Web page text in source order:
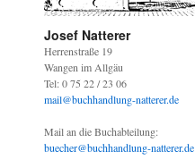
Josef Natterer
Herrenstraße 19
Wangen im Allgäu
Tel: 0 75 22 / 23 06
mail@buchhandlung-natterer.de
Mail an die Buchabteilung:
buecher@buchhandlung-natterer.de